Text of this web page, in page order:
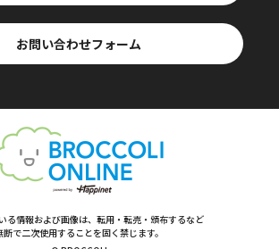
お問い合わせフォーム
る情報および画像は、転用・転売・頒布するなど
断で二次使用することを固く禁じます。